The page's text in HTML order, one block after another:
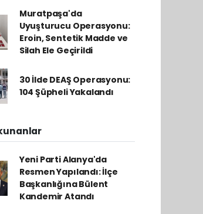
Muratpaşa'da
Uyuşturucu Operasyonu:
Eroin, Sentetik Madde ve
Silah Ele Geçirildi
30 İlde DEAŞ Operasyonu:
104 Şüpheli Yakalandı
Yeni Parti Alanya'da
Resmen Yapılandı: İlçe
Başkanlığına Bülent
Kandemir Atandı